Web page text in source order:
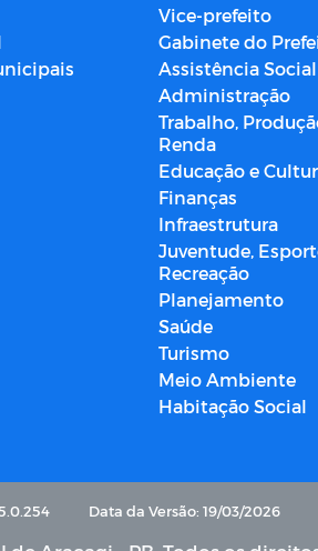
Vice-prefeito
Gabinete do
Assistência Social
Administração
Trabalho,
Renda
Educação e
Finanças
Infraestrutura
Juventude,
Recreação
Planejamento
Saúde
Turismo
Meio Ambiente
Habitação Social
Data da Versão: 19/03/2026